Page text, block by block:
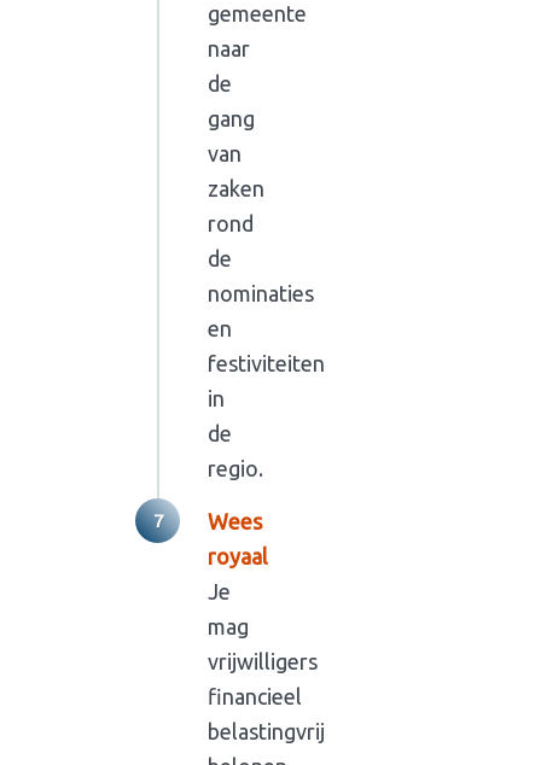
gemeente
naar
de
gang
van
zaken
rond
de
nominaties
en
festiviteiten
in
de
regio.
Wees
royaal
Je
mag
vrijwilligers
financieel
belastingvrij